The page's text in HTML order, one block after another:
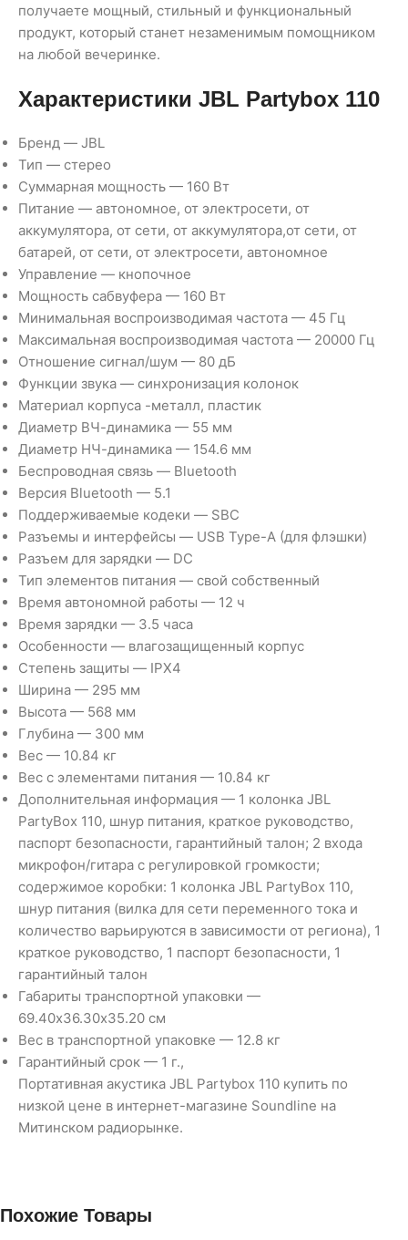
получаете мощный, стильный и функциональный
продукт, который станет незаменимым помощником
на любой вечеринке.
Характеристики JBL Partybox 110
Бренд — JBL
Тип — стерео
Суммарная мощность — 160 Вт
Питание — автономное, от электросети, от
аккумулятора, от сети, от аккумулятора,от сети, от
батарей, от сети, от электросети, автономное
Управление — кнопочное
Мощность сабвуфера — 160 Вт
Минимальная воспроизводимая частота — 45 Гц
Максимальная воспроизводимая частота — 20000 Гц
Отношение сигнал/шум — 80 дБ
Функции звука — синхронизация колонок
Материал корпуса -металл, пластик
Диаметр ВЧ-динамика — 55 мм
Диаметр НЧ-динамика — 154.6 мм
Беспроводная связь — Bluetooth
Версия Bluetooth — 5.1
Поддерживаемые кодеки — SBC
Разъемы и интерфейсы — USB Type-A (для флэшки)
Разъем для зарядки — DC
Тип элементов питания — свой собственный
Время автономной работы — 12 ч
Время зарядки — 3.5 часа
Особенности — влагозащищенный корпус
Степень защиты — IPX4
Ширина — 295 мм
Высота — 568 мм
Глубина — 300 мм
Вес — 10.84 кг
Вес c элементами питания — 10.84 кг
Дополнительная информация — 1 колонка JBL
PartyBox 110, шнур питания, краткое руководство,
паспорт безопасности, гарантийный талон; 2 входа
микрофон/гитара с регулировкой громкости;
содержимое коробки: 1 колонка JBL PartyBox 110,
шнур питания (вилка для сети переменного тока и
количество варьируются в зависимости от региона), 1
краткое руководство, 1 паспорт безопасности, 1
гарантийный талон
Габариты транспортной упаковки —
69.40х36.30х35.20 см
Вес в транспортной упаковке — 12.8 кг
Гарантийный срок — 1 г.,
Портативная акустика JBL Partybox 110 купить по
низкой цене в интернет-магазине Soundline на
Митинском радиорынке.
Похожие Товары